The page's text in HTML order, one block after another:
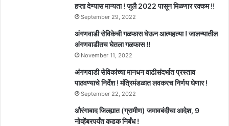
हप्ता देण्यास मान्यता ! जुलै 2022 पासून मिळणार रक्कम !!
September 29, 2022
अंगणवाडी सेविकेची गळफास घेऊन आत्महत्या ! जालन्यातील
अंगणवाडीतच घेतला गळफास !!
November 11, 2022
अंगणवाडी सेविकांच्या मानधन वाढीसंदर्भात प्रस्ताव
पाठवण्याचे निर्देश ! मंत्रिमंडळात लवकरच निर्णय घेणार !
September 22, 2022
औरंगाबाद जिल्ह्यात (ग्रामीण) जमावबंदीचा आदेश, 9
नोव्हेंबरपर्यंत कडक निर्बंध !